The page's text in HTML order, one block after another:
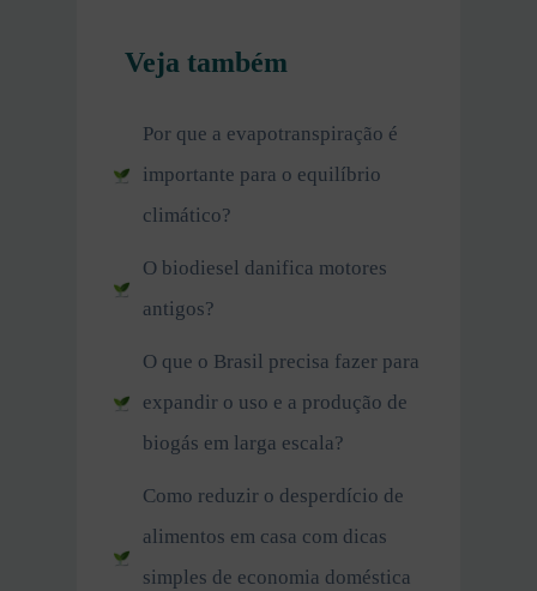
Veja também
Por que a evapotranspiração é
importante para o equilíbrio
climático?
O biodiesel danifica motores
antigos?
O que o Brasil precisa fazer para
expandir o uso e a produção de
biogás em larga escala?
Como reduzir o desperdício de
alimentos em casa com dicas
simples de economia doméstica